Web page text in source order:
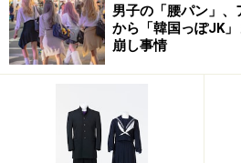
男子の「腰パン」
から「韓国っぽJK
崩し事情